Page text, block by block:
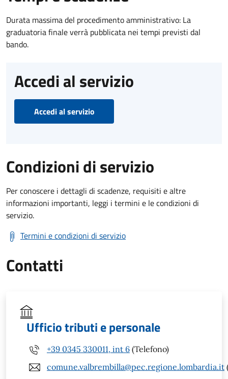
Durata massima del procedimento amministrativo: La
graduatoria finale verrà pubblicata nei tempi previsti dal
bando.
Accedi al servizio
Accedi al servizio
Condizioni di servizio
Per conoscere i dettagli di scadenze, requisiti e altre
informazioni importanti, leggi i termini e le condizioni di
servizio.
Termini e condizioni di servizio
Contatti
Ufficio tributi e personale
+39 0345 330011, int 6 (Telefono)
comune.valbrembilla@pec.regione.lombardia.it